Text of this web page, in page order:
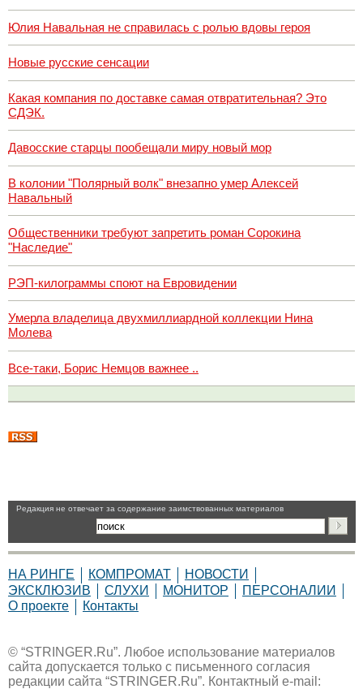
Юлия Навальная не справилась с ролью вдовы героя
Новые русские сенсации
Какая компания по доставке самая отвратительная? Это
СДЭК.
Давосские старцы пообещали миру новый мор
В колонии "Полярный волк" внезапно умер Алексей
Навальный
Общественники требуют запретить роман Сорокина
"Наследие"
РЭП-килограммы споют на Евровидении
Умерла владелица двухмиллиардной коллекции Нина
Молева
Все-таки, Борис Немцов важнее ..
Pедакция не отвечает за содержание заимствованных материалов
НА РИНГЕ КОМПРОМАТ
НОВОСТИ
ЭКСКЛЮЗИВ
СЛУХИ МОНИТОР
ПЕРСОНАЛИИ
О проекте
Контакты
© “STRINGER.Ru”. Любое использование материалов
сайта допускается только с письменного согласия
редакции сайта “STRINGER.Ru”. Контактный e-mail: